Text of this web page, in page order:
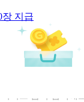
장 지급